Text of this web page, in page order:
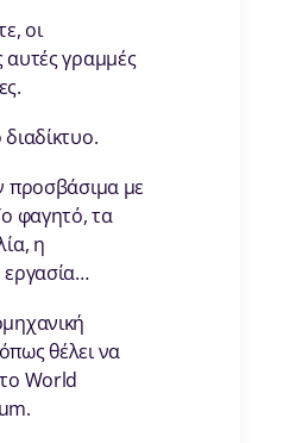
οι
αυτές γραμμές
προσβάσιμα με
φαγητό, τα
η
εργασία…
θέλει να
World